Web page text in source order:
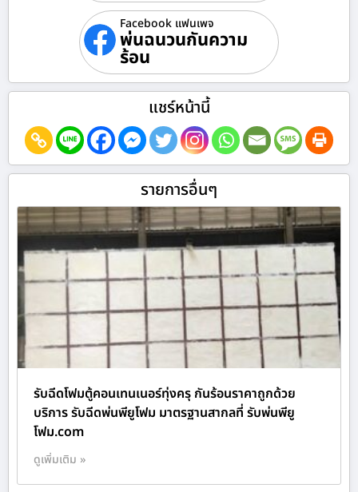
Facebook แฟนเพจ
พ่นฉนวนกันความ
ร้อน
แชร์หน้านี้
รายการอื่นๆ
รับฉีดโฟมตู้คอนเทนเนอร์ทุ่งครุ กันร้อนราคาถูกด้วย
บริการ รับฉีดพ่นพียูโฟม มาตรฐานสากลที่ รับพ่นพียู
โฟม.com
ดูเพิ่มเติม »